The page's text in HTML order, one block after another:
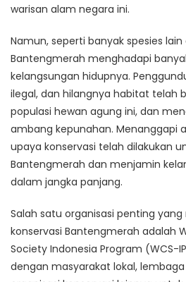
warisan alam negara ini.
Namun, seperti banyak spesies lain
Bantengmerah menghadapi
kelangsungan hidupnya.
ilegal, dan hilangnya habitat telah
populasi hewan agung ini, dan
ambang kepunahan. Menanggapi
upaya konservasi telah dilakukan
Bantengmerah dan menjamin
dalam jangka panjang.
Salah satu organisasi penting
konservasi Bantengmerah adalah
Society Indonesia Program (WCS-
dengan masyarakat lokal,